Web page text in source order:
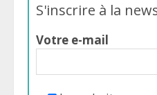
S'inscrire à la
Votre e-mail